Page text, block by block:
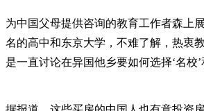
为中国父母提供咨询的教育工作者森上
名的高中和东京大学，不难了解，热衷
是一直讨论在异国他乡要如何选择‘名校’